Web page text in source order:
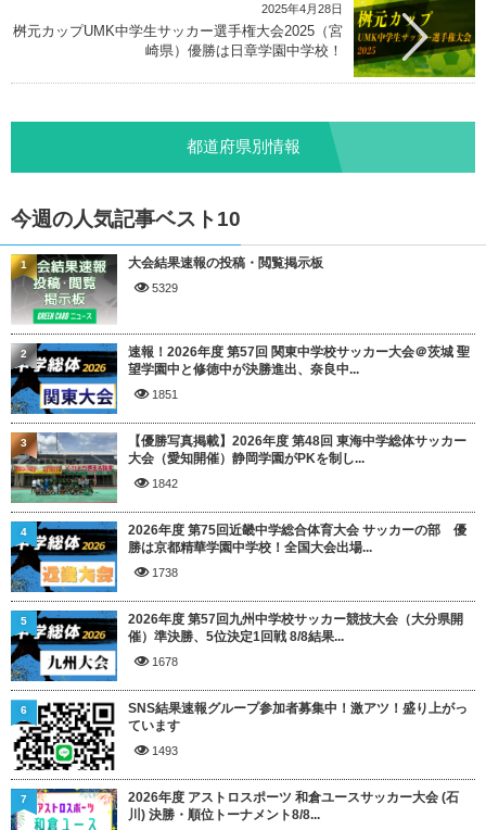
2025年4月28日
桝元カップUMK中学生サッカー選手権大会2025（宮
崎県）優勝は日章学園中学校！
都道府県別情報
今週の人気記事ベスト10
大会結果速報の投稿・閲覧掲示板
5329
1
速報！2026年度 第57回 関東中学校サッカー大会＠茨城 聖
望学園中と修徳中が決勝進出、奈良中...
1851
2
【優勝写真掲載】2026年度 第48回 東海中学総体サッカー
大会（愛知開催）静岡学園がPKを制し...
1842
3
2026年度 第75回近畿中学総合体育大会 サッカーの部 優
勝は京都精華学園中学校！全国大会出場...
1738
4
2026年度 第57回九州中学校サッカー競技大会（大分県開
催）準決勝、5位決定1回戦 8/8結果...
1678
5
SNS結果速報グループ参加者募集中！激アツ！盛り上がっ
ています
1493
6
2026年度 アストロスポーツ 和倉ユースサッカー大会 (石
川) 決勝・順位トーナメント8/8...
7